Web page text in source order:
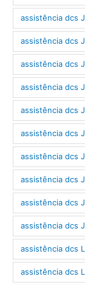
assistência dcs
assistência dcs
assistência dcs
assistência dcs
assistência dcs
assistência dcs
assistência dcs
assistência dcs
assistência dcs
assistência dcs
assistência dcs
assistência dcs